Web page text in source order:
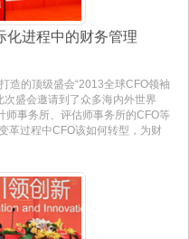
化进程中的财务管理
造的顶级盛会“2013全球CFO领袖
盛会邀请到了众多海内外世界
师事务所、评估师事务所的CFO等
革过程中CFO该如何转型，为财